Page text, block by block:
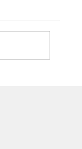
dores de cabeça A
imóvel.
emperrand